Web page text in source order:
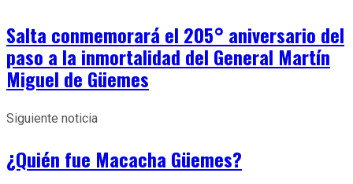
Salta conmemorará el 205° aniversario del
paso a la inmortalidad del General Martín
Miguel de Güemes
Siguiente noticia
¿Quién fue Macacha Güemes?